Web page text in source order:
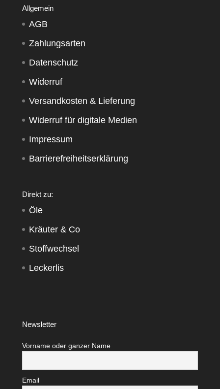
Allgemein
AGB
Zahlungsarten
Datenschutz
Widerruf
Versandkosten & Lieferung
Widerruf für digitale Medien
Impressum
Barrierefreiheitserklärung
Direkt zu:
Öle
Kräuter & Co
Stoffwechsel
Leckerlis
Newsletter
Vorname oder ganzer Name
Email